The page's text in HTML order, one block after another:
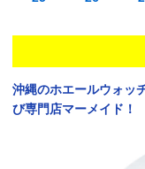
沖縄のホエールウォッ
び専門店マーメイド！